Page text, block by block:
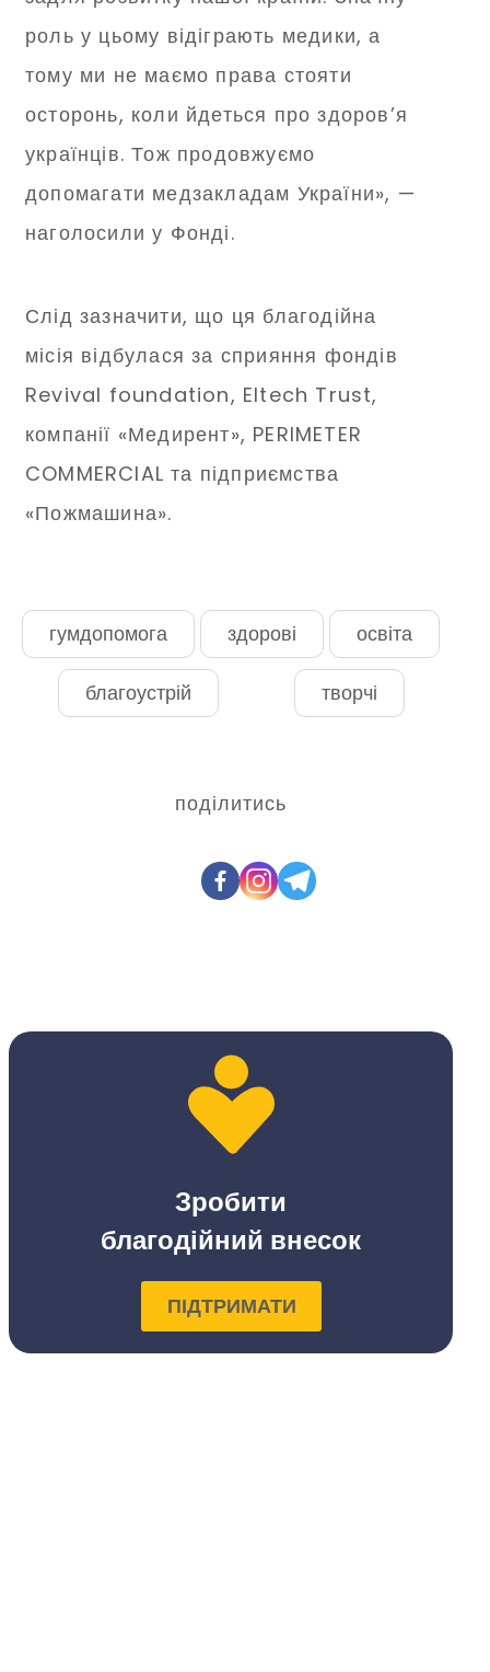
роль у цьому відіграють медики, а
тому ми не маємо права стояти
осторонь, коли йдеться про здоров’я
українців. Тож продовжуємо
допомагати медзакладам України», —
наголосили у Фонді.
Слід зазначити, що ця благодійна
місія відбулася за сприяння фондів
Revival foundation, Eltech Trust,
компанії «Медирент», PERIMETER
COMMERCIAL та підприємства
«Пожмашина».
гумдопомога здорові освіта
благоустрій творчі
поділитись
Зробити
благодійний внесок
ПІДТРИМАТИ